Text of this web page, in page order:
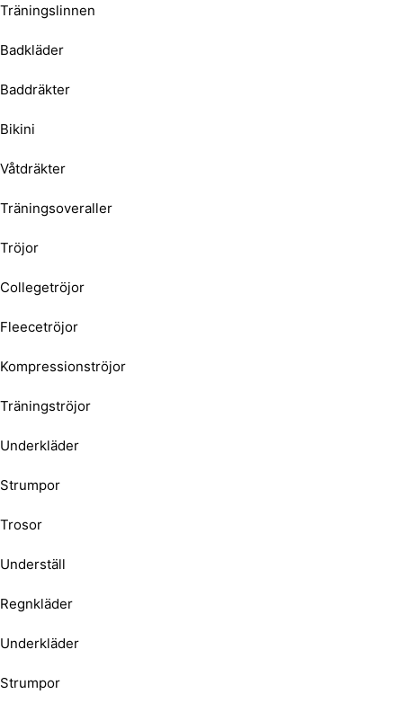
Träningslinnen
Badkläder
Baddräkter
Bikini
Våtdräkter
Träningsoveraller
Tröjor
Collegetröjor
Fleecetröjor
Kompressionströjor
Träningströjor
Underkläder
Strumpor
Trosor
Underställ
Regnkläder
Underkläder
Strumpor